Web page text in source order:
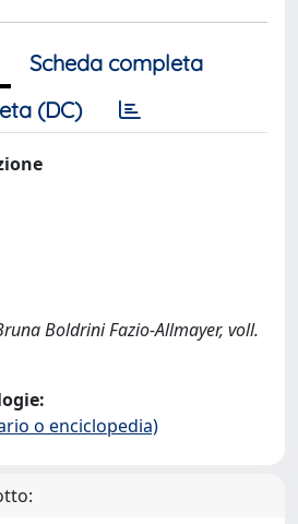
Scheda completa
(DC)
Boldrini Fazio-Allmayer, voll.
o enciclopedia)